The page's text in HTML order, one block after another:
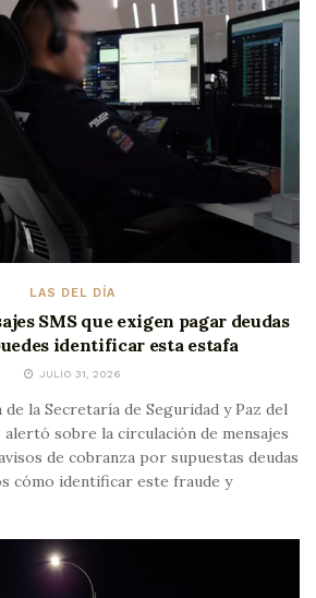
LAS DEL DÍA
SMS que exigen pagar deudas
identificar esta estafa
JULIO 31, 2026
la Secretaría de Seguridad y Paz del
alertó sobre la circulación de mensajes
de cobranza por supuestas deudas
cómo identificar este fraude y